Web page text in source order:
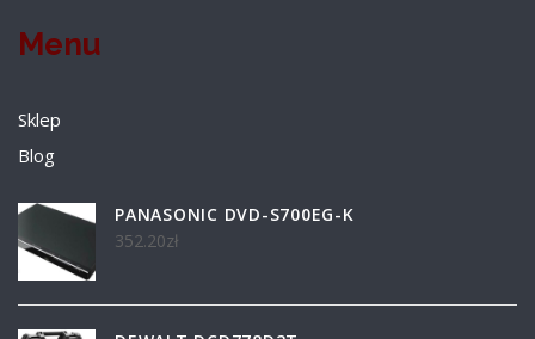
Menu
Sklep
Blog
PANASONIC DVD-S700EG-K
352.20zł